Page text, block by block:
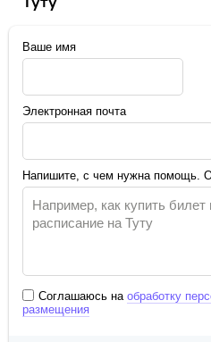
Ваше имя
Электронная почта
Напишите, с чем нужна помощь.
Соглашаюсь на обработку
размещения